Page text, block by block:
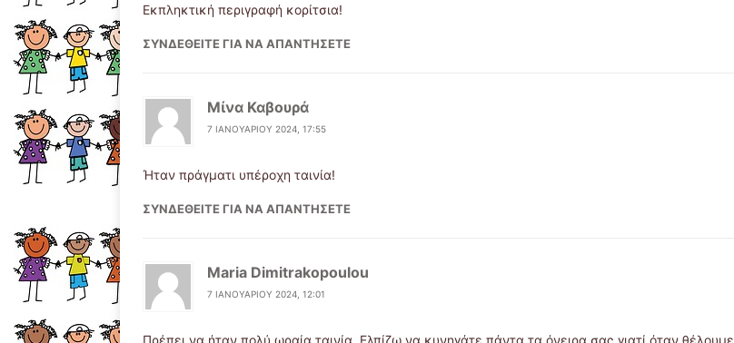
Εκπληκτική περιγραφή κορίτσια!
ΣΥΝΔΕΘΕΊΤΕ ΓΙΑ ΝΑ ΑΠΑΝΤΉΣΕΤΕ
Μίνα Καβουρά
7 ΙΑΝΟΥΑΡΊΟΥ 2024, 17:55
Ήταν πράγματι υπέροχη ταινία!
ΣΥΝΔΕΘΕΊΤΕ ΓΙΑ ΝΑ ΑΠΑΝΤΉΣΕΤΕ
Maria Dimitrakopoulou
7 ΙΑΝΟΥΑΡΊΟΥ 2024, 12:01
Πρέπει να ήταν πολύ ωραία ταινία. Ελπίζω να κυνηγάτε πάντα τα όνειρα σας γιατί όταν θέλουμε